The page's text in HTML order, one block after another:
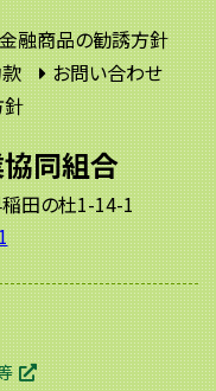
金融商品の勧誘方針
お問い合わせ
同組合
田の杜1-14-1